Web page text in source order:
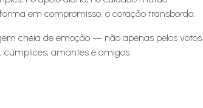
em compromisso, o coração transborda.
cheia de emoção — não apenas pelos
cúmplices, amantes e amigos.